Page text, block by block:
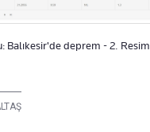
Balıkesir'de deprem - 2. Resim